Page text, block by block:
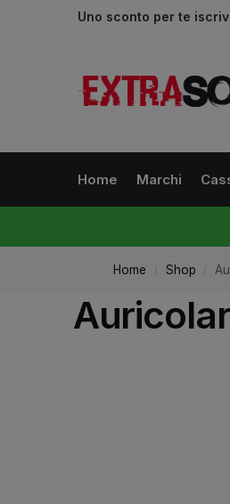
Uno sconto per te
Home Marchi
Home / Shop /